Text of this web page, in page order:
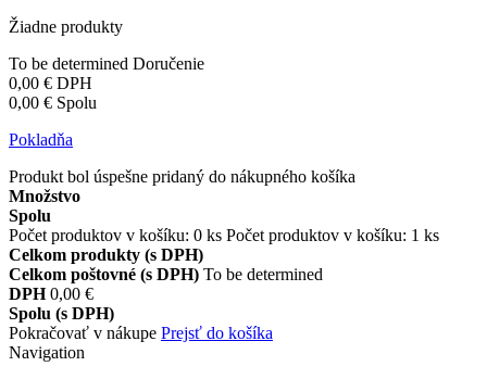
Žiadne produkty
To be determined Doručenie
0,00 € DPH
0,00 € Spolu
Pokladňa
Produkt bol úspešne pridaný do nákupného košíka
Množstvo
Spolu
Počet produktov v košíku: 0 ks Počet produktov v košíku: 1 ks
Celkom produkty (s DPH)
Celkom poštovné (s DPH) To be determined
DPH 0,00 €
Spolu (s DPH)
Pokračovať v nákupe Prejsť do košíka
Navigation